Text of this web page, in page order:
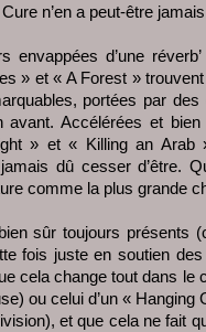
n’en a peut-être
envappées d’une
» et « A Forest »
portées par
avant. Accélérées et
» et « Killing an Arab
jamais dû cesser d’être.
comme la plus grande
sûr toujours présents
fois juste en soutien
cela change tout dans le
ou celui d’un «
et que cela ne fait